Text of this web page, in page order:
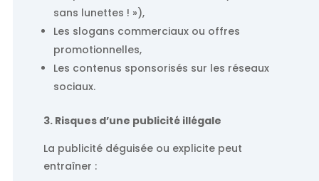
sans lunettes ! »),
Les slogans commerciaux ou offres
promotionnelles,
Les contenus sponsorisés sur les réseaux
sociaux.
3. Risques d’une publicité illégale
La publicité déguisée ou explicite peut
entraîner :